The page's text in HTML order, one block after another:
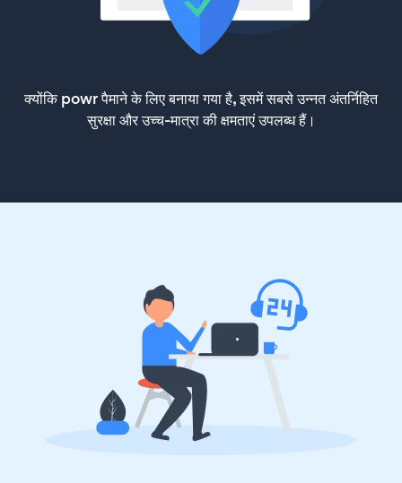
क्योंकि powr पैमाने के लिए बनाया गया है, इसमें सबसे उन्नत अंतर्निहित
सुरक्षा और उच्च-मात्रा की क्षमताएं उपलब्ध हैं।